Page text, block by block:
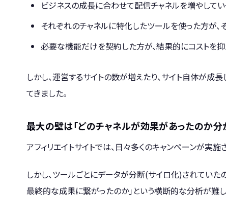
ビジネスの成長に合わせて配信チャネルを増やして
それぞれのチャネルに特化したツールを使った方が
必要な機能だけを契約した方が、結果的にコストを
しかし、運営するサイトの数が増えたり、サイト自体が成
てきました。
最大の壁は「どのチャネルが効果があったのか分
アフィリエイトサイトでは、日々多くのキャンペーンが実
しかし、ツールごとにデータが分断(サイロ化)されていた
最終的な成果に繋がったのか」という横断的な分析が難